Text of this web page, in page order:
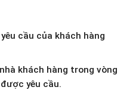
cầu của khách hàng
khách hàng trong vòng
yêu cầu.